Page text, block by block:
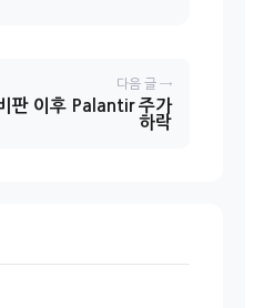
다음 글 →
판 이후 Palantir 주가
하락